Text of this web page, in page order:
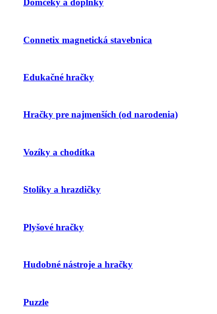
Domčeky a doplnky
Connetix magnetická stavebnica
Edukačné hračky
Hračky pre najmenších (od narodenia)
Vozíky a chodítka
Stolíky a hrazdičky
Plyšové hračky
Hudobné nástroje a hračky
Puzzle